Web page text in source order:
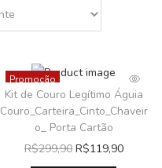
Promoção
Kit de Couro Legítimo Águia
Couro_Carteira_Cinto_Chaveir
o_ Porta Cartão
R$299,90 R$119,90